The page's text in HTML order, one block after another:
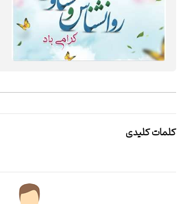
کلمات کلیدی